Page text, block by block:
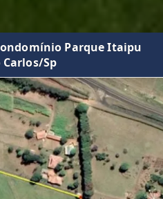
Parque Itaipu
Carlos/Sp